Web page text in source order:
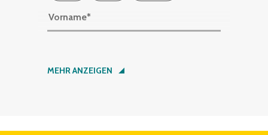
Vorname*
Nachname*
MEHR ANZEIGEN